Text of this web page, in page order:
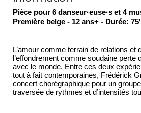
Pièce pour 6 danseur·euse·s et 4
Première belge - 12 ans+ - Durée: 75'
L’amour comme terrain de relations et
l’effondrement comme soudaine perte
avec le monde. Entre ces deux
tout à fait contemporaines, Frédérick
concert chorégraphique pour un
traversée de rythmes et d’intensités